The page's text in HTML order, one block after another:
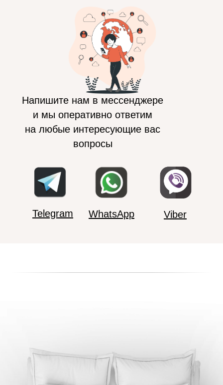
Напишите нам в мессенджере
и мы оперативно ответим
на любые интересующие вас
вопросы
Telegram WhatsApp Viber